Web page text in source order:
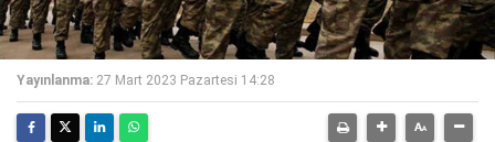
Yayınlanma: 27 Mart 2023 Pazartesi 14:28